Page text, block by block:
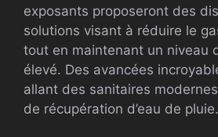
exposants proposeront des
solutions visant à réduire le
tout en maintenant un niveau
élevé. Des avancées
allant des sanitaires
de récupération d’eau de pluie.